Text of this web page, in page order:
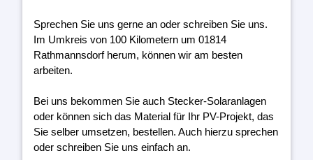
Sprechen Sie uns gerne an oder schreiben Sie uns.
Im Umkreis von 100 Kilometern um 01814
Rathmannsdorf herum, können wir am besten
arbeiten.
Bei uns bekommen Sie auch Stecker-Solaranlagen
oder können sich das Material für Ihr PV-Projekt, das
Sie selber umsetzen, bestellen. Auch hierzu sprechen
oder schreiben Sie uns einfach an.